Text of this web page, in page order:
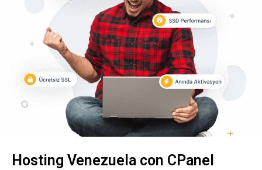
Hosting Venezuela con CPanel